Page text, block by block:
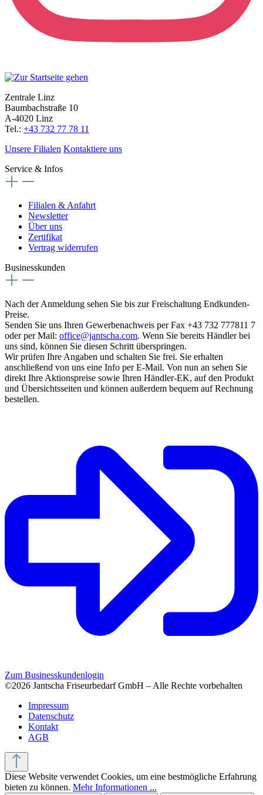
Zentrale Linz
Baumbachstraße 10
A-4020 Linz
Tel.: +43 732 77 78 11
Unsere Filialen Kontaktiere uns
Service & Infos
Filialen & Anfahrt
Newsletter
Über uns
Zertifikat
Vertrag widerrufen
Businesskunden
Nach der Anmeldung sehen Sie bis zur Freischaltung Endkunden-
Preise.
Senden Sie uns Ihren Gewerbenachweis per Fax +43 732 777811 7
oder per Mail: office@jantscha.com. Wenn Sie bereits Händler bei
uns sind, können Sie diesen Schritt überspringen.
Wir prüfen Ihre Angaben und schalten Sie frei. Sie erhalten
anschließend von uns eine Info per E-Mail. Von nun an sehen Sie
direkt Ihre Aktionspreise sowie Ihren Händler-EK, auf den Produkt
und Übersichtsseiten und können außerdem bequem auf Rechnung
bestellen.
Zum Businesskundenlogin
©2026 Jantscha Friseurbedarf GmbH – Alle Rechte vorbehalten
Impressum
Datenschutz
Kontakt
AGB
Diese Website verwendet Cookies, um eine bestmögliche Erfahrung
bieten zu können. Mehr Informationen ...